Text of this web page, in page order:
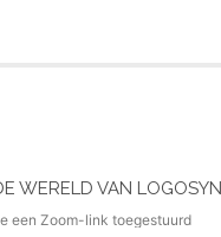
WERELD VAN
een Zoom-link toegestuurd